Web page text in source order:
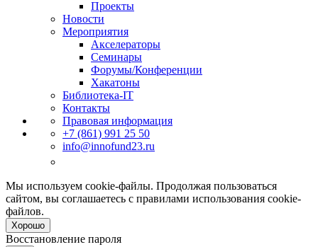
Проекты
Новости
Мероприятия
Акселераторы
Семинары
Форумы/Конференции
Хакатоны
Библиотека-IT
Контакты
Правовая информация
+7 (861) 991 25 50
info@innofund23.ru
Мы используем cookie-файлы. Продолжая пользоваться
сайтом, вы соглашаетесь с правилами использования cookie-
файлов.
Хорошо
Восстановление пароля